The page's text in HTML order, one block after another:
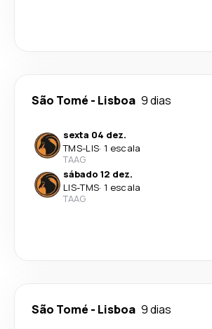
São Tomé - Lisboa 9 dias
sexta 04 dez.
TMS-LIS· 1 escala
TAAG
sábado 12 dez.
LIS-TMS· 1 escala
TAAG
São Tomé - Lisboa 9 dias